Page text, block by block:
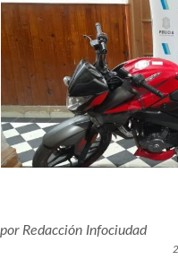
porRedacción Infociudad